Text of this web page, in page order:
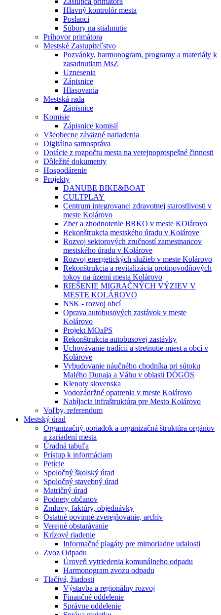
Hlavný kontrolór mesta
Poslanci
Súbory na stiahnutie
Príhovor primátora
Mestské Zastupiteľstvo
Pozvánky, harmonogram, programy a materiály k
zasadnutiam MsZ
Uznesenia
Zápisnice
Hlasovania
Mestská rada
Zápisnice
Komisie
Zápisnice komisií
Všeobecne záväzné nariadenia
Digitálna samospráva
Dotácie z rozpočtu mesta na verejnoprospešné činnosti
Dôležité dokumenty
Hospodárenie
Projekty
DANUBE BIKE&BOAT
CULTPLAY
Centrum integrovanej zdravotnej starostlivosti v
meste Kolárovo
Zber a zhodnotenie BRKO v meste KOlárovo
Rekonštrukcia mestského úradu v Kolárove
Rozvoj sektorových zručností zamestnancov
mestského úradu v Kolárove
Rozvoj energetických služieb v meste Kolárovo
Rekonštrukcia a revitalizácia protipovodňových
tokov na území mesta Kolárovo
RIEŠENIE MIGRAČNÝCH VÝZIEV V
MESTE KOLÁROVO
NSK - rozvoj obcí
Oprava autobusových zastávok v meste
Kolárovo
Projekt MOaPS
Rekonštrukcia autobusovej zastávky
Uchovávanie tradícií a stretnutie miest a obcí v
Kolárove
Vybudovanie náučného chodníka pri sútoku
Malého Dunaja a Váhu v oblasti DÖGÖS
Klenoty slovenska
Vodozádržné opatrenia v meste Kolárovo
Nabíjacia infraštruktúra pre Mesto Kolárovo
Voľby, referendum
Mestský úrad
Organizačný poriadok a organizačná štruktúra orgánov
a zariadení mesta
Úradná tabuľa
Prístup k informáciam
Petície
Spoločný školský úrad
Spoločný stavebný úrad
Matričný úrad
Podnety občanov
Zmluvy, faktúry, objednávky
Ostatné povinné zverejňovanie, archív
Verejné obstarávanie
Krízové riadenie
Informačné plagáty pre mimoriadne udalosti
Zvoz Odpadu
Úroveň vytriedenia komunálneho odpadu
Harmonogram zvozu odpadu
Tlačivá, žiadosti
Výstavba a regionálny rozvoj
Finančné oddelenie
Správne oddelenie